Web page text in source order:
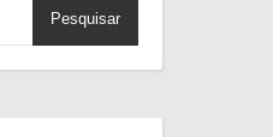
Pesquisar